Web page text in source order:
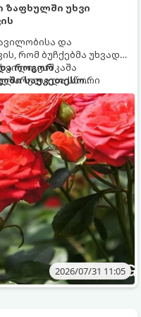
ზაფხულში უხვი
და
რომ ბუჩქებმა უხვად,
კაშკაშა
და სწორი
პერიოდში მცენარის
მნიშვნელოვანია
ამ დროს.
როგორ
საუკეთესო
2026/07/31 11:05